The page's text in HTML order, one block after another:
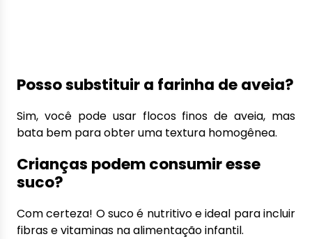
Posso substituir a farinha de aveia?
Sim, você pode usar flocos finos de aveia, mas
bata bem para obter uma textura homogênea.
Crianças podem consumir esse
suco?
Com certeza! O suco é nutritivo e ideal para incluir
fibras e vitaminas na alimentação infantil.